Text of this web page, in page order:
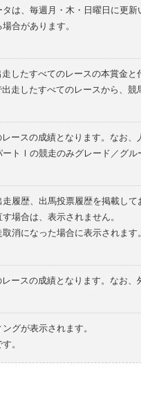
は、毎週月・木・日曜日に更新
合があります。
したすべてのレースの本賞金と
走したすべてのレースから、
ースの成績となります。なお
トⅠの競走のみグレード／グル
履歴、出馬投票履歴を掲載して
場合は、表示されません。
消になった場合に表示されます。
ースの成績となります。なお
グが表示されます。
。